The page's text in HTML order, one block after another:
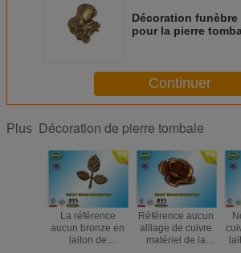
Décoration
pour la pierre
Continuer
Plus Décoration de pierre tombale
La référence
aucun bronze en
laiton de
Référence aucun
alliage de cuivre
matériel de la